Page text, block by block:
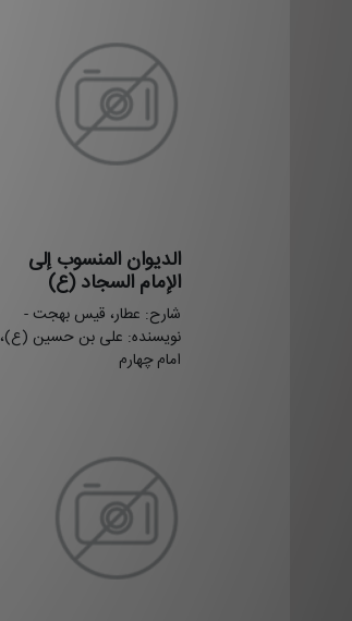
الدیوان المنسوب إلی
الإمام السجاد (ع)
شارح: عطار، قیس بهجت -
نویسنده: علی بن حسین (ع)،
امام چهارم